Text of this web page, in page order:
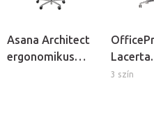
Asana Architect
ergonomikus
Lacerta
3 szín